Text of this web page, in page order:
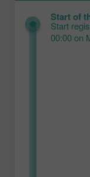
Start of
Start
00:00 on